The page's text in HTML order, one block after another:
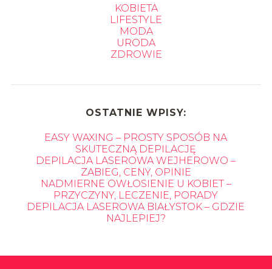
KOBIETA
LIFESTYLE
MODA
URODA
ZDROWIE
OSTATNIE WPISY:
EASY WAXING – PROSTY SPOSÓB NA
SKUTECZNĄ DEPILACJĘ
DEPILACJA LASEROWA WEJHEROWO –
ZABIEG, CENY, OPINIE
NADMIERNE OWŁOSIENIE U KOBIET –
PRZYCZYNY, LECZENIE, PORADY
DEPILACJA LASEROWA BIAŁYSTOK – GDZIE
NAJLEPIEJ?